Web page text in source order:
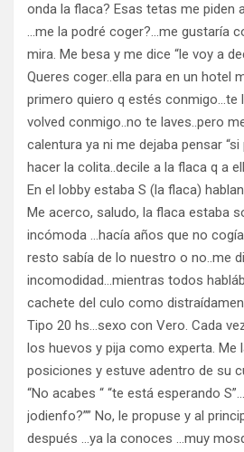
onda la flaca? Esas tetas me piden
…me la podré coger?…me gustaría
mira. Me besa y me dice “le voy a
Queres coger..ella para en un hotel
primero quiero q estés conmigo…te
volved conmigo..no te laves..pero
calentura ya ni me dejaba pensar
hacer la colita..decile a la flaca q a
En el lobby estaba S (la flaca)
Me acerco, saludo, la flaca estaba
incómoda …hacía años que no
resto sabía de lo nuestro o no..me
incomodidad…mientras todos
cachete del culo como
Tipo 20 hs…sexo con Vero. Cada
los huevos y pija como experta. Me
posiciones y estuve adentro de su
“No acabes “ “te está esperando
jodienfo?”” No, le propuse y al
después …ya la conoces …muy